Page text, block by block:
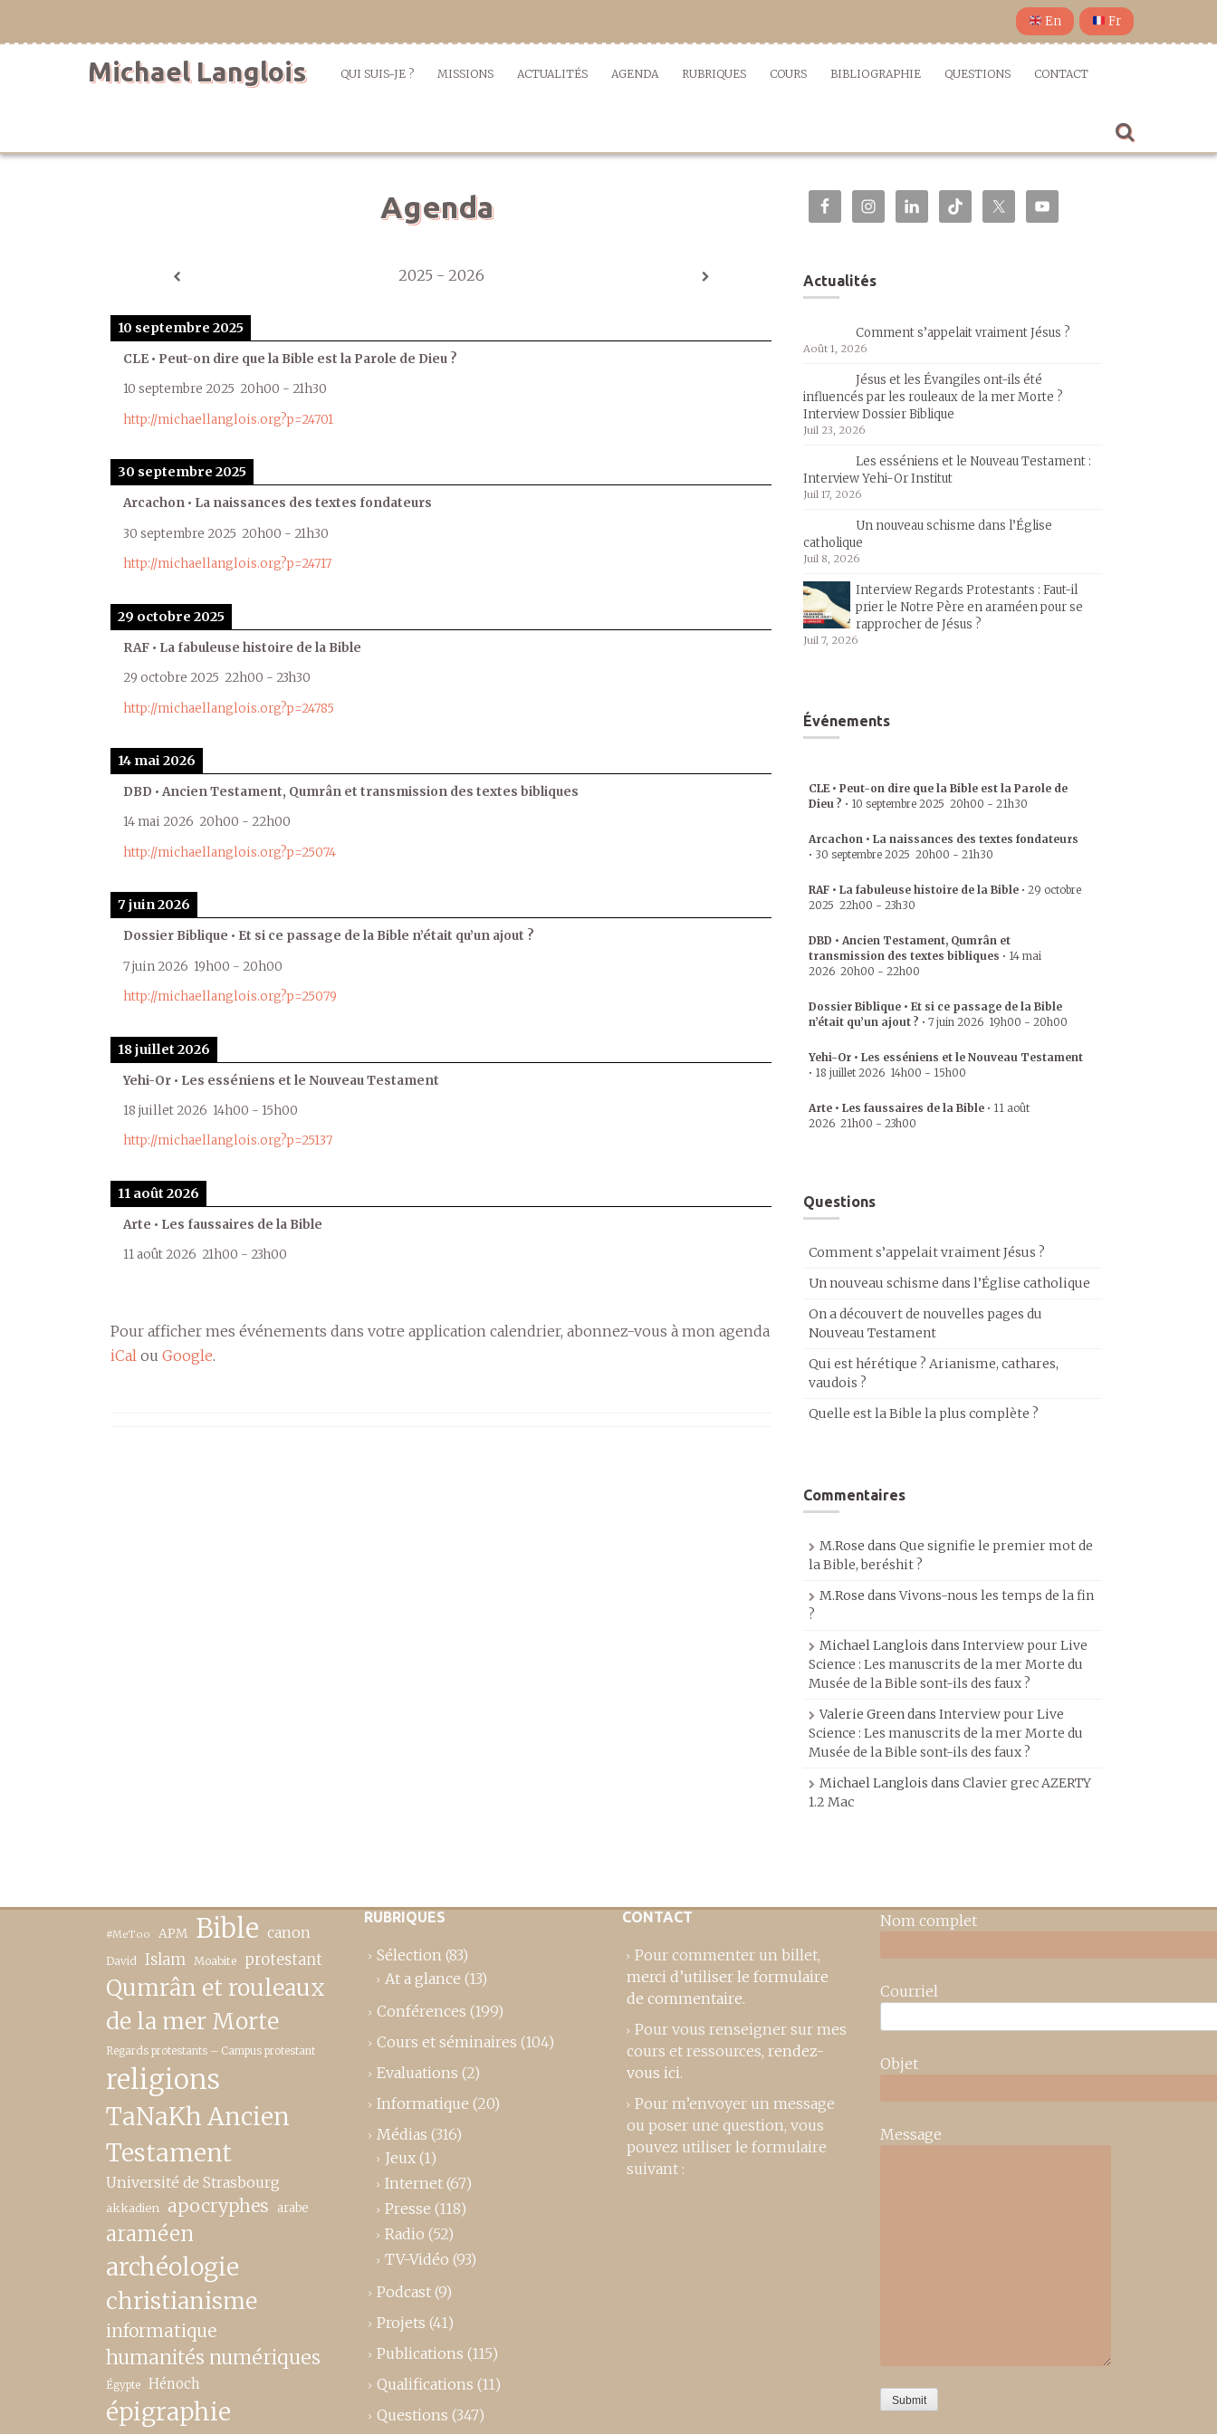
En Fr
Michael Langlois QUI SUIS-JE ? MISSIONS ACTUALITÉS AGENDA RUBRIQUES COURS BIBLIOGRAPHIE QUESTIONS CONTACT
Agenda
2025 - 2026
10 septembre 2025
CLE • Peut-on dire que la Bible est la Parole de Dieu ?
10 septembre 2025 20h00 - 21h30
http://michaellanglois.org?p=24701
30 septembre 2025
Arcachon • La naissances des textes fondateurs
30 septembre 2025 20h00 - 21h30
http://michaellanglois.org?p=24717
29 octobre 2025
RAF • La fabuleuse histoire de la Bible
29 octobre 2025 22h00 - 23h30
http://michaellanglois.org?p=24785
14 mai 2026
DBD • Ancien Testament, Qumrân et transmission des textes bibliques
14 mai 2026 20h00 - 22h00
http://michaellanglois.org?p=25074
7 juin 2026
Dossier Biblique • Et si ce passage de la Bible n’était qu’un ajout ?
7 juin 2026 19h00 - 20h00
http://michaellanglois.org?p=25079
18 juillet 2026
Yehi-Or • Les esséniens et le Nouveau Testament
18 juillet 2026 14h00 - 15h00
http://michaellanglois.org?p=25137
11 août 2026
Arte • Les faussaires de la Bible
11 août 2026 21h00 - 23h00
Pour afficher mes événements dans votre application calendrier, abonnez-vous à mon agenda
iCal ou Google.
Actualités
Comment s’appelait vraiment Jésus ?
Août 1, 2026
Jésus et les Évangiles ont-ils été
influencés par les rouleaux de la mer Morte ?
Interview Dossier Biblique
Juil 23, 2026
Les esséniens et le Nouveau Testament :
Interview Yehi-Or Institut
Juil 17, 2026
Un nouveau schisme dans l’Église
catholique
Juil 8, 2026
Interview Regards Protestants : Faut-il
prier le Notre Père en araméen pour se
rapprocher de Jésus ?
Juil 7, 2026
Événements
CLE • Peut-on dire que la Bible est la Parole de
Dieu ? • 10 septembre 2025 20h00 - 21h30
Arcachon • La naissances des textes fondateurs
• 30 septembre 2025 20h00 - 21h30
RAF • La fabuleuse histoire de la Bible • 29 octobre
2025 22h00 - 23h30
DBD • Ancien Testament, Qumrân et
transmission des textes bibliques • 14 mai
2026 20h00 - 22h00
Dossier Biblique • Et si ce passage de la Bible
n’était qu’un ajout ? • 7 juin 2026 19h00 - 20h00
Yehi-Or • Les esséniens et le Nouveau Testament
• 18 juillet 2026 14h00 - 15h00
Arte • Les faussaires de la Bible • 11 août
2026 21h00 - 23h00
Questions
Comment s’appelait vraiment Jésus ?
Un nouveau schisme dans l’Église catholique
On a découvert de nouvelles pages du
Nouveau Testament
Qui est hérétique ? Arianisme, cathares,
vaudois ?
Quelle est la Bible la plus complète ?
Commentaires
M.Rose dans Que signifie le premier mot de
la Bible, beréshit ?
M.Rose dansVivons-nous les temps de la fin
?
Michael Langlois dans Interview pour Live
Science : Les manuscrits de la mer Morte du
Musée de la Bible sont-ils des faux ?
Valerie Greendans Interview pour Live
Science : Les manuscrits de la mer Morte du
Musée de la Bible sont-ils des faux ?
Michael Langlois dans Clavier grec AZERTY
1.2 Mac
#MeToo APM Bible canon
David Islam Moabite protestant
Qumrân et rouleaux
de la mer Morte
Regards protestants – Campus protestant
religions
TaNaKh Ancien
Testament
Université de Strasbourg
akkadien apocryphes arabe
araméen
archéologie
christianisme
informatique
humanités numériques
Égypte Hénoch
épigraphie
RUBRIQUES
Sélection (83)
At a glance (13)
Conférences (199)
Cours et séminaires (104)
Evaluations (2)
Informatique (20)
Médias (316)
Jeux (1)
Internet (67)
Presse (118)
Radio (52)
TV-Vidéo (93)
Podcast (9)
Projets (41)
Publications (115)
Qualifications (11)
Questions (347)
CONTACT
Pour commenter un billet,
merci d’utiliser le formulaire
de commentaire.
Pour vous renseigner sur mes
cours et ressources, rendez-
vous ici.
Pour m’envoyer un message
ou poser une question, vous
pouvez utiliser le formulaire
suivant :
Nom complet
Courriel
Objet
Message